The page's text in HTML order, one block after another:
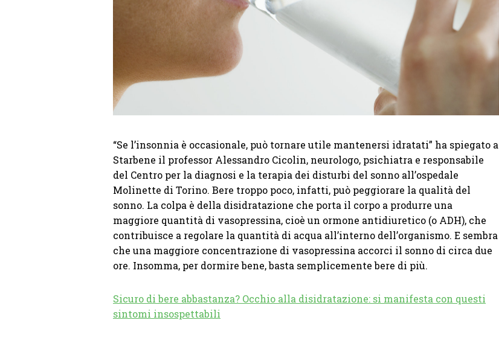
“Se l’insonnia è occasionale, può tornare utile mantenersi idratati” ha spiegato a
Starbene il professor Alessandro Cicolin, neurologo, psichiatra e responsabile
del Centro per la diagnosi e la terapia dei disturbi del sonno all’ospedale
Molinette di Torino. Bere troppo poco, infatti, può peggiorare la qualità del
sonno. La colpa è della disidratazione che porta il corpo a produrre una
maggiore quantità di vasopressina, cioè un ormone antidiuretico (o ADH), che
contribuisce a regolare la quantità di acqua all’interno dell’organismo. E sembra
che una maggiore concentrazione di vasopressina accorci il sonno di circa due
ore. Insomma, per dormire bene, basta semplicemente bere di più.
Sicuro di bere abbastanza? Occhio alla disidratazione: si manifesta con questi
sintomi insospettabili